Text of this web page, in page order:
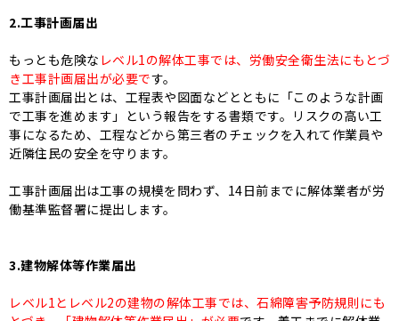
2.工事計画届出
もっとも危険な レベル1の解体工事では、労働安全衛生法にもとづ
き工事計画届出が必要です。
工事計画届出とは、工程表や図面などとともに「このような計画
で工事を進めます」という報告をする書類です。リスクの高い工
事になるため、工程などから第三者のチェックを入れて作業員や
近隣住民の安全を守ります。
工事計画届出は工事の規模を問わず、14日前までに解体業者が労
働基準監督署に提出します。
3.建物解体等作業届出
レベル1とレベル2の建物の解体工事では、石綿障害予防規則にも